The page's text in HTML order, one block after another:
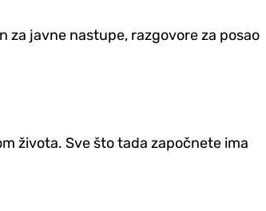
za javne nastupe, razgovore za posao
života. Sve što tada započnete ima